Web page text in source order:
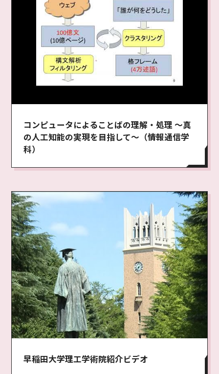
コンピュータによることばの理解・処理 〜真
の人工知能の実現を目指して〜（情報通信学
科）
早稲田大学理工学術院紹介ビデオ